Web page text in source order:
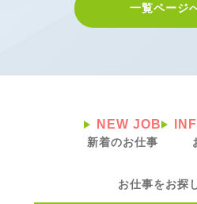
一覧ページ
NEW JOB
新着のお仕事
お仕事をお探